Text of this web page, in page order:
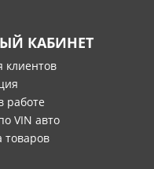
КАБИНЕТ
клиентов
работе
VIN авто
товаров